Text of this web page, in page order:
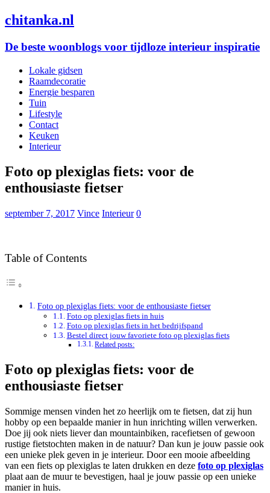
chitanka.nl
De beste woonblogs voor tijdloze interieur inspiratie
Lokale gidsen
Raamdecoratie
Energie besparen
Tuin
Lifestyle
Contact
Keuken
Interieur
Foto op plexiglas fiets: voor de
enthousiaste fietser
september 7, 2017 Vince Interieur 0
Table of Contents
Foto op plexiglas fiets: voor de enthousiaste fietser
Foto op plexiglas fiets in huis
Foto op plexiglas fiets in het bedrijfspand
Bestel direct jouw favoriete foto op plexiglas fiets
Related posts:
Foto op plexiglas fiets: voor de
enthousiaste fietser
Sommige mensen vinden het zo heerlijk om te fietsen, dat zij hun
hobby op een bepaalde manier in hun inrichting willen verwerken.
Doe jij ook niets liever dan mountainbiken, racefietsen of gewoon
rustige fietstochten maken in de natuur? Dan kun je jouw passie ook
een unieke plek geven in je interieur. Door een mooie afbeelding
van een fiets op plexiglas te laten drukken en deze foto op plexiglas
plaat aan de muur te bevestigen, haal je jouw passie op een unieke
manier in huis.